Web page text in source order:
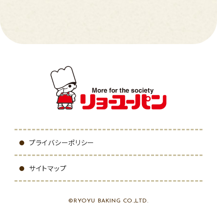
プライバシーポリシー
サイトマップ
©RYOYU BAKING CO.,LTD.